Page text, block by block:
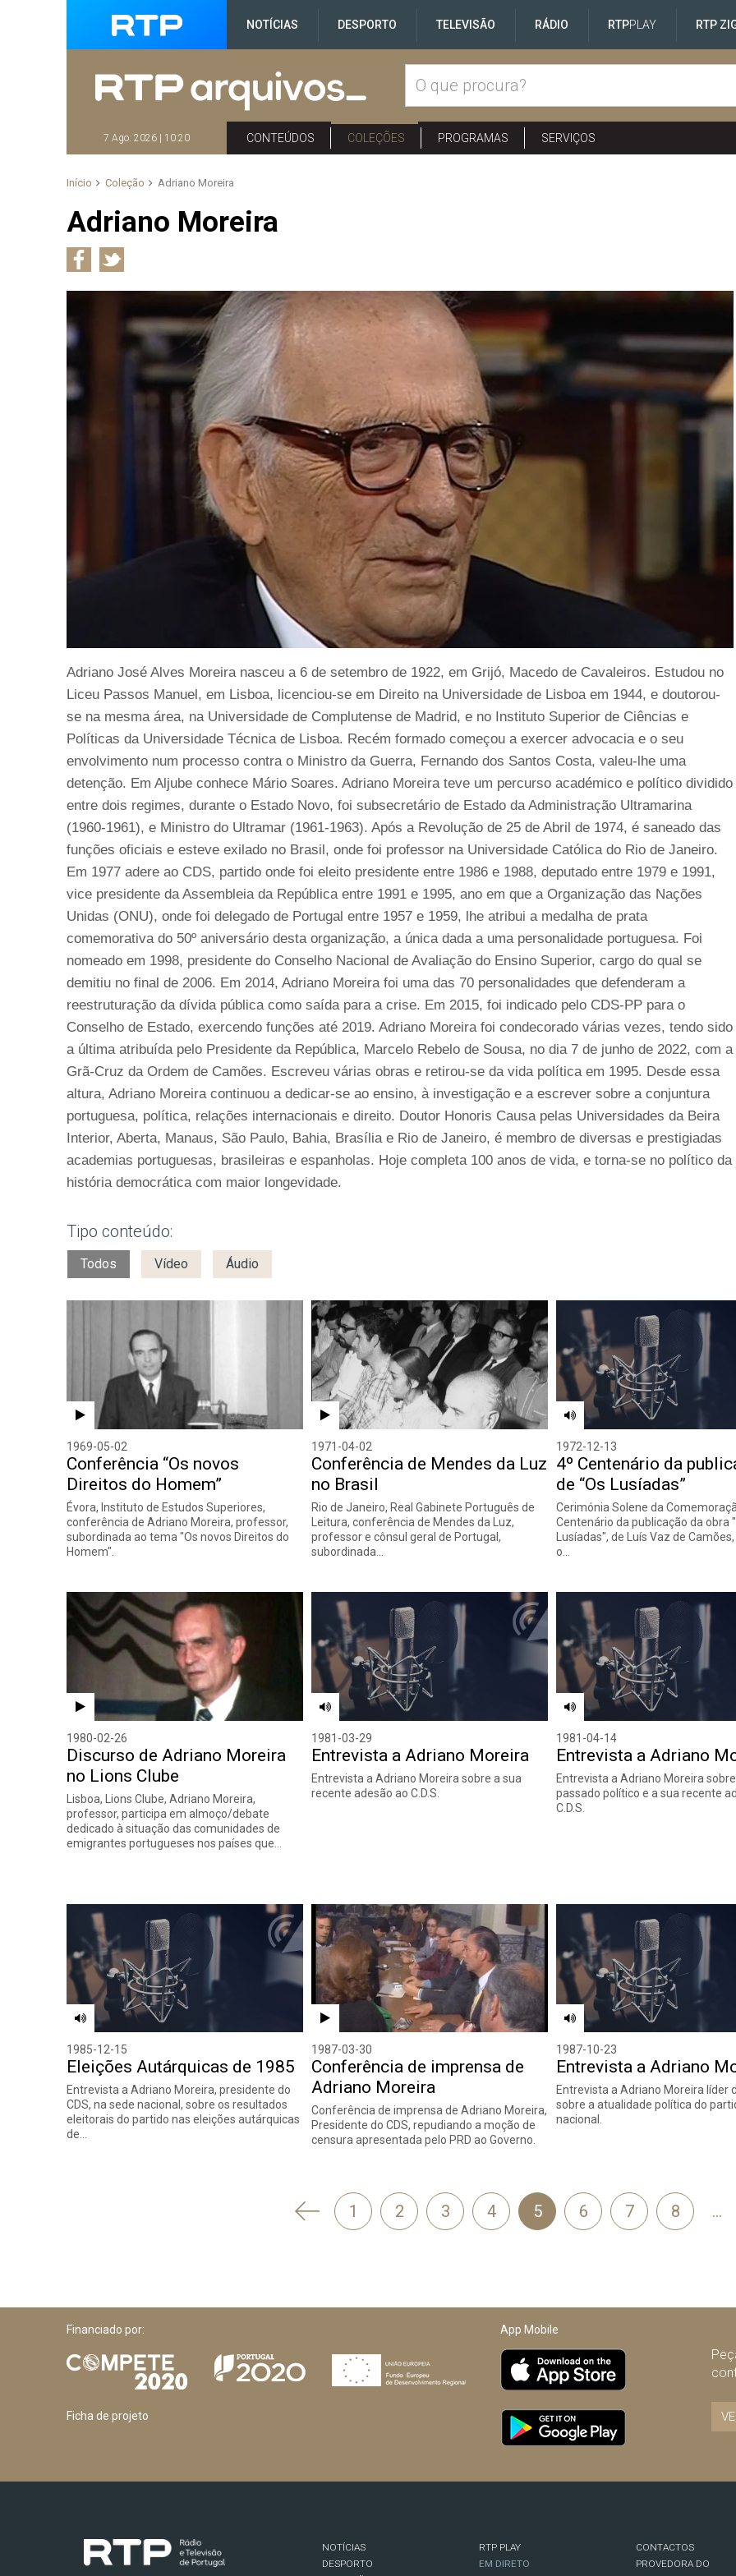
NOTÍCIAS DESPORTO TELEVISÃO RÁDIO RTPPLAY RTP
7 Ago. 2026 | 10:20 CONTEÚDOS COLEÇÕES PROGRAMAS SERVIÇOS
Início Coleção Adriano Moreira
Adriano Moreira
Adriano José Alves Moreira nasceu a 6 de setembro de 1922, em Grijó, Macedo de Cavaleiros. Estudou no
Liceu Passos Manuel, em Lisboa, licenciou-se em Direito na Universidade de Lisboa em 1944, e doutorou-
se na mesma área, na Universidade de Complutense de Madrid, e no Instituto Superior de Ciências e
Políticas da Universidade Técnica de Lisboa. Recém formado começou a exercer advocacia e o seu
envolvimento num processo contra o Ministro da Guerra, Fernando dos Santos Costa, valeu-lhe uma
detenção. Em Aljube conhece Mário Soares. Adriano Moreira teve um percurso académico e político dividido
entre dois regimes, durante o Estado Novo, foi subsecretário de Estado da Administração Ultramarina
(1960-1961), e Ministro do Ultramar (1961-1963). Após a Revolução de 25 de Abril de 1974, é saneado das
funções oficiais e esteve exilado no Brasil, onde foi professor na Universidade Católica do Rio de Janeiro.
Em 1977 adere ao CDS, partido onde foi eleito presidente entre 1986 e 1988, deputado entre 1979 e 1991,
vice presidente da Assembleia da República entre 1991 e 1995, ano em que a Organização das Nações
Unidas (ONU), onde foi delegado de Portugal entre 1957 e 1959, lhe atribui a medalha de prata
comemorativa do 50º aniversário desta organização, a única dada a uma personalidade portuguesa. Foi
nomeado em 1998, presidente do Conselho Nacional de Avaliação do Ensino Superior, cargo do qual se
demitiu no final de 2006. Em 2014, Adriano Moreira foi uma das 70 personalidades que defenderam a
reestruturação da dívida pública como saída para a crise. Em 2015, foi indicado pelo CDS-PP para o
Conselho de Estado, exercendo funções até 2019. Adriano Moreira foi condecorado várias vezes, tendo sido
a última atribuída pelo Presidente da República, Marcelo Rebelo de Sousa, no dia 7 de junho de 2022, com a
Grã-Cruz da Ordem de Camões. Escreveu várias obras e retirou-se da vida política em 1995. Desde essa
altura, Adriano Moreira continuou a dedicar-se ao ensino, à investigação e a escrever sobre a conjuntura
portuguesa, política, relações internacionais e direito. Doutor Honoris Causa pelas Universidades da Beira
Interior, Aberta, Manaus, São Paulo, Bahia, Brasília e Rio de Janeiro, é membro de diversas e prestigiadas
academias portuguesas, brasileiras e espanholas. Hoje completa 100 anos de vida, e torna-se no político da
história democrática com maior longevidade.
Tipo conteúdo:
Todos Vídeo Áudio
1969-05-02
Conferência “Os novos
Direitos do Homem”
Évora, Instituto de Estudos Superiores,
conferência de Adriano Moreira, professor,
subordinada ao tema "Os novos Direitos do
Homem".
1971-04-02
Conferência de Mendes da Luz
no Brasil
Rio de Janeiro, Real Gabinete Português de
Leitura, conferência de Mendes da Luz,
professor e cônsul geral de Portugal,
subordinada…
1972-12-13
4º Centenário da
de “Os Lusíadas”
Cerimónia Solene da
Centenário da publicação da obra
Lusíadas", de Luís Vaz de
o…
1980-02-26
Discurso de Adriano Moreira
no Lions Clube
Lisboa, Lions Clube, Adriano Moreira,
professor, participa em almoço/debate
dedicado à situação das comunidades de
emigrantes portugueses nos países que…
1981-03-29
Entrevista a Adriano Moreira
Entrevista a Adriano Moreira sobre a sua
recente adesão ao C.D.S.
1981-04-14
Entrevista a Adriano
Entrevista a Adriano Moreira
passado político e a sua recente
C.D.S.
1985-12-15
Eleições Autárquicas de 1985
Entrevista a Adriano Moreira, presidente do
CDS, na sede nacional, sobre os resultados
eleitorais do partido nas eleições autárquicas
de…
1987-03-30
Conferência de imprensa de
Adriano Moreira
Conferência de imprensa de Adriano Moreira,
Presidente do CDS, repudiando a moção de
censura apresentada pelo PRD ao Governo.
1987-10-23
Entrevista a Adriano
Entrevista a Adriano Moreira líder
sobre a atualidade política do
nacional.
'
1 2 3 4 5 6 7 8 …
Financiado por:
Ficha de projeto
App Mobile
NOTÍCIAS
DESPORTO
RTP PLAY
EM DIRETO
CONTACTOS
PROVEDORA DO